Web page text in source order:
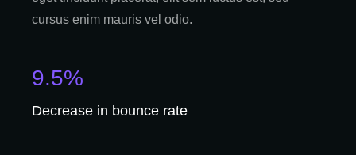
cursus enim mauris vel odio.
9.5%
Decrease in bounce rate